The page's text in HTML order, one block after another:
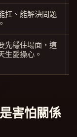
扛、能解決問題
先穩住場面，這
生愛操心。
害怕關係